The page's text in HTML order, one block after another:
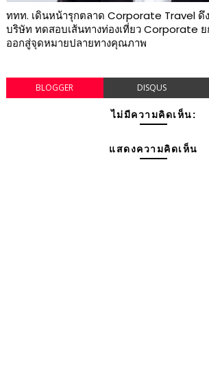
ททท. เดินหน้ารุกตลาด Corporate Travel ดึง
บริษัท ทดสอบเส้นทางท่องเที่ยว Corporate
ออกสู่จุดหมายปลายทางคุณภาพ
BLOGGER DISQUS
ไม่มีความคิดเห็น:
แสดงความคิดเห็น